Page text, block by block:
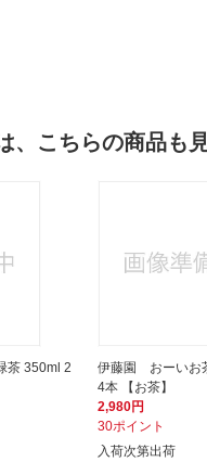
、こちらの商品も
茶 350ml 2
伊藤園 おーいお
4本 【お茶】
2,980円
30ポイント
入荷次第出荷